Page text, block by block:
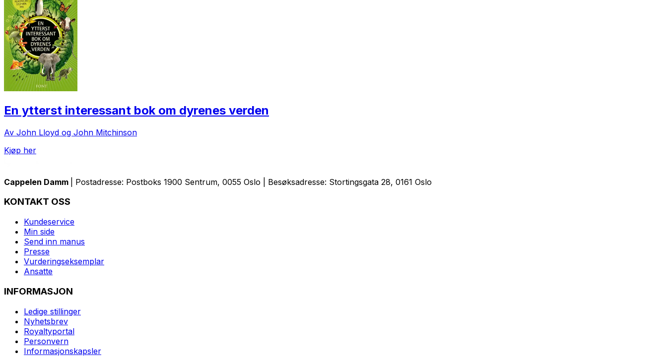
En ytterst interessant bok om dyrenes verden
Av John Lloyd og John Mitchinson
Kjøp her
Cappelen Damm | Postadresse: Postboks 1900 Sentrum, 0055 Oslo | Besøksadresse: Stortingsgata 28, 0161 Oslo
KONTAKT OSS
Kundeservice
Min side
Send inn manus
Presse
Vurderingseksemplar
Ansatte
INFORMASJON
Ledige stillinger
Nyhetsbrev
Royaltyportal
Personvern
Informasjonskapsler